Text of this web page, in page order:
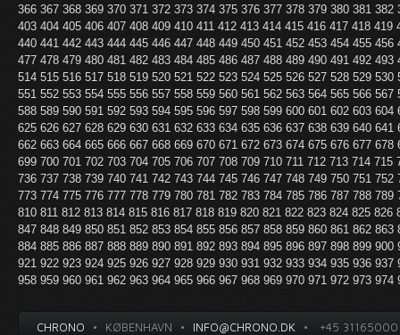
366 367 368 369 370 371 372 373 374 375 376 377 378 379 380 381 382
403 404 405 406 407 408 409 410 411 412 413 414 415 416 417 418 419
440 441 442 443 444 445 446 447 448 449 450 451 452 453 454 455 456
477 478 479 480 481 482 483 484 485 486 487 488 489 490 491 492 493
514 515 516 517 518 519 520 521 522 523 524 525 526 527 528 529 530
551 552 553 554 555 556 557 558 559 560 561 562 563 564 565 566 567
588 589 590 591 592 593 594 595 596 597 598 599 600 601 602 603 604
625 626 627 628 629 630 631 632 633 634 635 636 637 638 639 640 641
662 663 664 665 666 667 668 669 670 671 672 673 674 675 676 677 678
699 700 701 702 703 704 705 706 707 708 709 710 711 712 713 714 715
736 737 738 739 740 741 742 743 744 745 746 747 748 749 750 751 752
773 774 775 776 777 778 779 780 781 782 783 784 785 786 787 788 789
810 811 812 813 814 815 816 817 818 819 820 821 822 823 824 825 826
847 848 849 850 851 852 853 854 855 856 857 858 859 860 861 862 863
884 885 886 887 888 889 890 891 892 893 894 895 896 897 898 899 900
921 922 923 924 925 926 927 928 929 930 931 932 933 934 935 936 937
958 959 960 961 962 963 964 965 966 967 968 969 970 971 972 973 974
CHRONO • KØBENHAVN • INFO@CHRONO.DK • +45 31165000